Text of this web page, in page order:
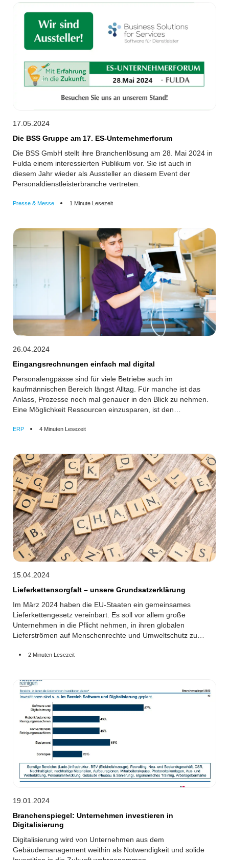
17.05.2024
Die BSS Gruppe am 17. ES-Unternehmerforum
Die BSS GmbH stellt ihre Branchenlösung am 28. Mai 2024 in
Fulda einem interessierten Publikum vor. Sie ist auch in
diesem Jahr wieder als Aussteller an diesem Event der
Personaldienstleisterbranche vertreten.
Presse & Messe 1 Minute Lesezeit
26.04.2024
Eingangsrechnungen einfach mal digital
Personalengpässe sind für viele Betriebe auch im
kaufmännischen Bereich längst Alltag. Für manche ist das
Anlass, Prozesse noch mal genauer in den Blick zu nehmen.
Eine Möglichkeit Ressourcen einzusparen, ist den
ERP 4 Minuten Lesezeit
15.04.2024
Lieferkettensorgfalt – unsere Grundsatzerklärung
Im März 2024 haben die EU-Staaten ein gemeinsames
Lieferkettengesetz vereinbart. Es soll vor allem große
Unternehmen in die Pflicht nehmen, in ihren globalen
Lieferströmen auf Menschenrechte und Umweltschutz zu
2 Minuten Lesezeit
19.01.2024
Branchenspiegel: Unternehmen investieren in
Digitalisierung
Digitalisierung wird von Unternehmen aus dem
Gebäudemanagement weithin als Notwendigkeit und solide